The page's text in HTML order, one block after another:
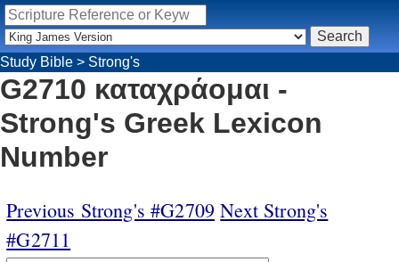
Study Bible > Strong's
G2710 καταχράομαι -
Strong's Greek Lexicon
Number
Previous Strong's #G2709 Next Strong's
#G2711